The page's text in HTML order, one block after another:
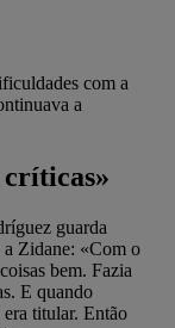
com a
a
guarda
a Zidane: «Com o
bem. Fazia
E quando
titular. Então